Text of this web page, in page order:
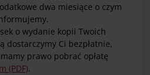
dwa miesiące o czym
o wydanie kopii Twoich
dostarczymy Ci bezpłatnie,
prawo pobrać opłatę
(PDF).